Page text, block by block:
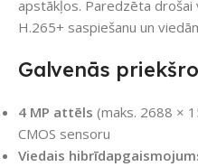
apstākļos. Paredzēta
H.265+ saspiešanu un
Galvenās
4 MP attēls (maks. 2688 ×
CMOS sensoru
Viedais